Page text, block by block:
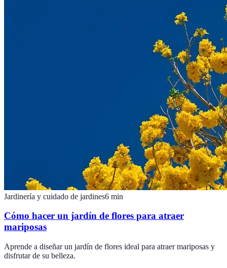
Jardinería y cuidado de jardines6 min
Cómo hacer un jardín de flores para atraer
mariposas
Aprende a diseñar un jardín de flores ideal para atraer mariposas y
disfrutar de su belleza.